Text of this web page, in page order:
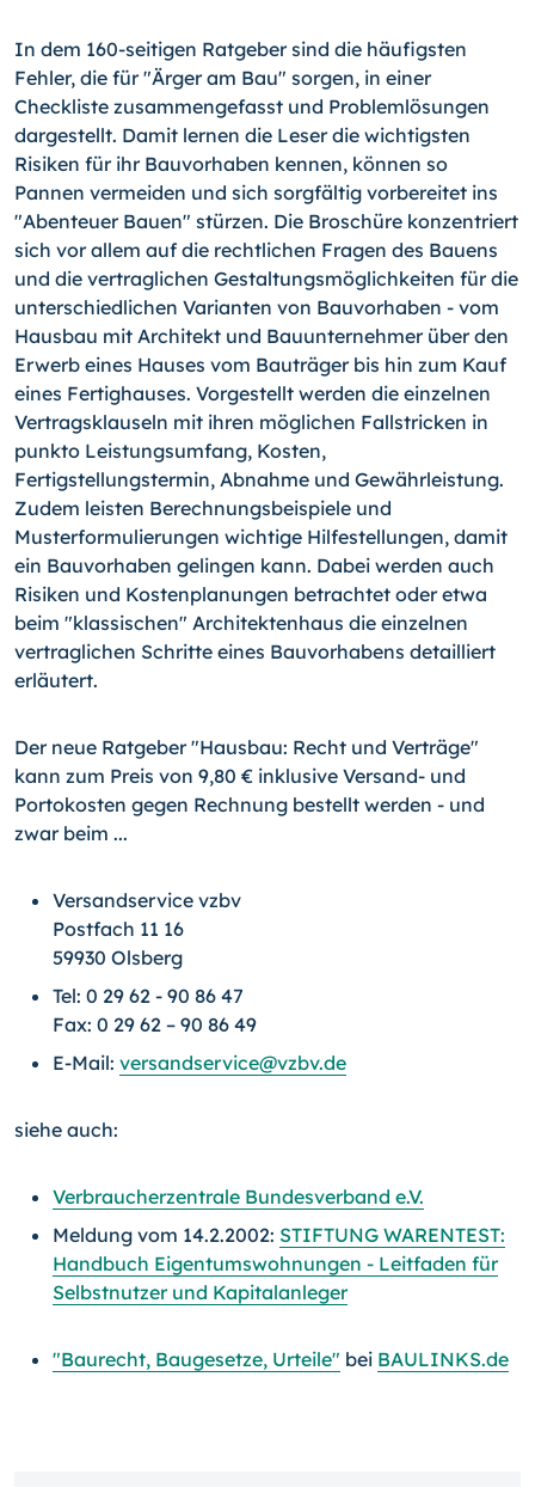
In dem 160-seitigen Ratgeber sind die häufigsten
Fehler, die für "Ärger am Bau" sorgen, in einer
Checkliste zusammengefasst und Problemlösungen
dargestellt. Damit lernen die Leser die wichtigsten
Risiken für ihr Bauvorhaben kennen, können so
Pannen vermeiden und sich sorgfältig vorbereitet ins
"Abenteuer Bauen" stürzen. Die Broschüre konzentriert
sich vor allem auf die rechtlichen Fragen des Bauens
und die vertraglichen Gestaltungsmöglichkeiten für die
unterschiedlichen Varianten von Bauvorhaben - vom
Hausbau mit Architekt und Bauunternehmer über den
Erwerb eines Hauses vom Bauträger bis hin zum Kauf
eines Fertighauses. Vorgestellt werden die einzelnen
Vertragsklauseln mit ihren möglichen Fallstricken in
punkto Leistungsumfang, Kosten,
Fertigstellungstermin, Abnahme und Gewährleistung.
Zudem leisten Berechnungsbeispiele und
Musterformulierungen wichtige Hilfestellungen, damit
ein Bauvorhaben gelingen kann. Dabei werden auch
Risiken und Kostenplanungen betrachtet oder etwa
beim "klassischen" Architektenhaus die einzelnen
vertraglichen Schritte eines Bauvorhabens detailliert
erläutert.
Der neue Ratgeber "Hausbau: Recht und Verträge"
kann zum Preis von 9,80 € inklusive Versand- und
Portokosten gegen Rechnung bestellt werden - und
zwar beim ...
Versandservice vzbv
Postfach 11 16
59930 Olsberg
Tel: 0 29 62 - 90 86 47
Fax: 0 29 62 – 90 86 49
E-Mail: versandservice@vzbv.de
siehe auch:
Verbraucherzentrale Bundesverband e.V.
Meldung vom 14.2.2002: STIFTUNG WARENTEST:
Handbuch Eigentumswohnungen - Leitfaden für
Selbstnutzer und Kapitalanleger
"Baurecht, Baugesetze, Urteile" bei BAULINKS.de